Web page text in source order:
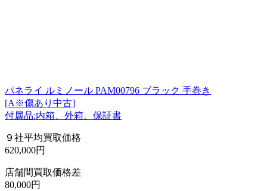
パネライ ルミノール PAM00796 ブラック 手巻き
[A※傷あり中古]
付属品:内箱、外箱、保証書
９社平均買取価格
620,000円
店舗間買取価格差
80,000円